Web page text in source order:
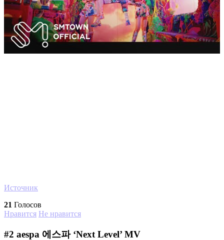
Источник
21 Голосов
Нравится Не нравится
#2 aespa 에스파 ‘Next Level’ MV